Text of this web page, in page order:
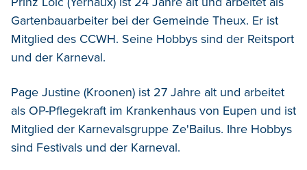
Gartenbauarbeiter bei der Gemeinde Theux. Er ist
Mitglied des CCWH. Seine Hobbys sind der Reitsport
und der Karneval.
Page Justine (Kroonen) ist 27 Jahre alt und arbeitet
als OP-Pflegekraft im Krankenhaus von Eupen und ist
Mitglied der Karnevalsgruppe Ze'Bailus. Ihre Hobbys
sind Festivals und der Karneval.